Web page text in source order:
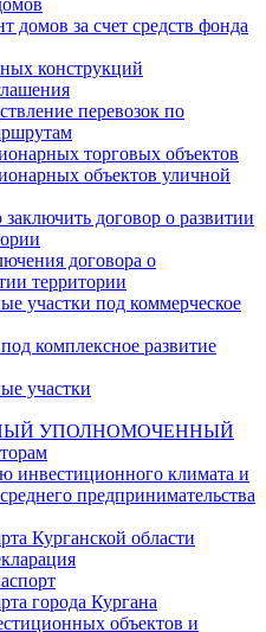
домов за счет средств фонда
конструкций
перевозок по
торговых объектов
объектов уличной
договор о развитии
договора о
территории
участки под коммерческое
комплексное развитие
участки
УПОЛНОМОЧЕННЫЙ
инвестиционного климата и
предпринимательства
Курганской области
города Кургана
объектов и